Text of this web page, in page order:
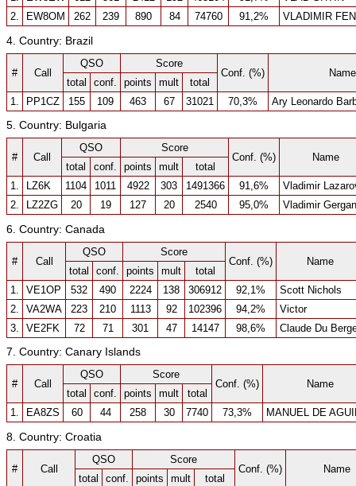
2.
EW8OM 262 239 890 84 74760 91,2% VLADIMIR
4. Country: Brazil
# Call
QSO
Score
Conf. (%)
Name
total
conf. points mult
total
1.
PP1CZ 155 109 463 67 31021 70,3% Ary Leonardo
5. Country: Bulgaria
# Call
QSO
Score
Conf. (%)
Name
total
conf. points mult
total
1.
LZ6K 1104 1011 4922 303 1491366 91,6%
Vladimir
2.
LZ2ZG 20 19 127 20 2540 95,0% Vladimir
6. Country: Canada
# Call
QSO
Score
Conf. (%)
Name
total
conf. points mult
total
1.
VE1OP 532 490 2224 138 306912 92,1%
Scott Nichols
2.
VA2WA 223 210 1113 92 102396 94,2%
Victor
3.
VE2FK 72 71 301 47 14147 98,6% Claude Du
7. Country: Canary Islands
# Call
QSO
Score
Conf. (%)
Name
total
conf. points mult
total
1.
EA8ZS 60 44 258 30 7740 73,3% MANUEL DE
8. Country: Croatia
# Call
QSO
Score
Conf. (%)
Name
total
conf. points mult
total